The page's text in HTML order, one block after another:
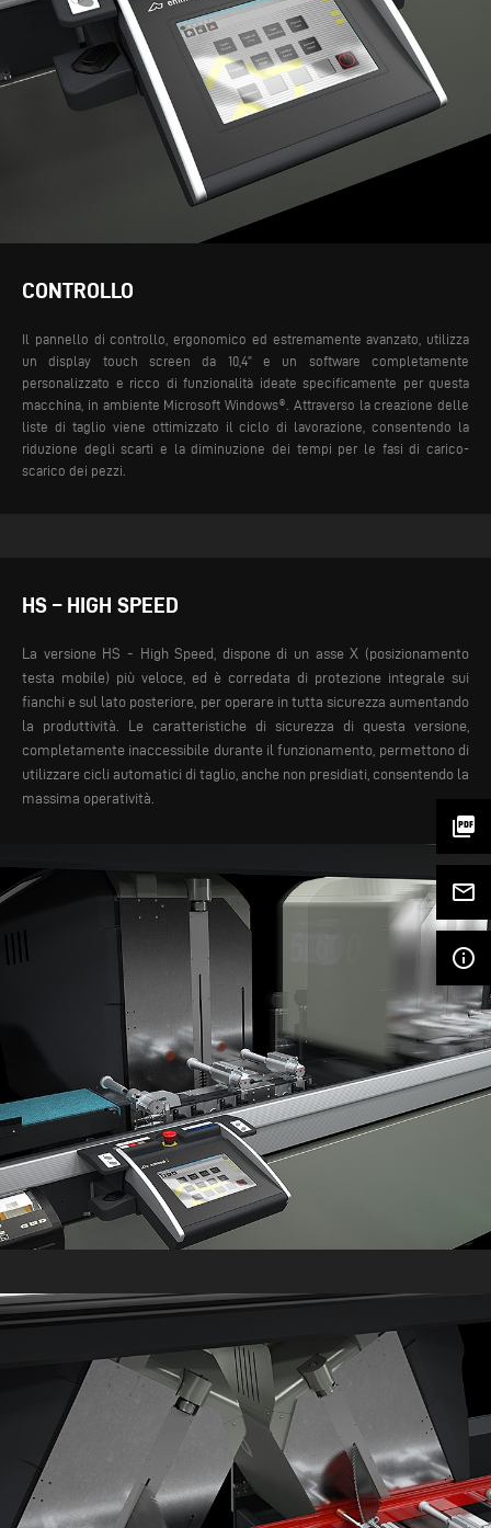
picture_as_pdf
mail_outline
info_outline
CONTROLLO
Il pannello di controllo, ergonomico ed estremamente avanzato, utilizza
un display touch screen da 10,4” e un software completamente
personalizzato e ricco di funzionalità ideate specificamente per questa
macchina, in ambiente Microsoft Windows®. Attraverso la creazione delle
liste di taglio viene ottimizzato il ciclo di lavorazione, consentendo la
riduzione degli scarti e la diminuzione dei tempi per le fasi di carico-
scarico dei pezzi.
HS – HIGH SPEED
La versione HS - High Speed, dispone di un asse X (posizionamento
testa mobile) più veloce, ed è corredata di protezione integrale sui
fianchi e sul lato posteriore, per operare in tutta sicurezza aumentando
la produttività. Le caratteristiche di sicurezza di questa versione,
completamente inaccessibile durante il funzionamento, permettono di
utilizzare cicli automatici di taglio, anche non presidiati, consentendo la
massima operatività.